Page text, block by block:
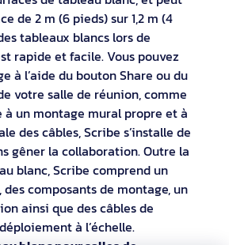
de 2 m (6 pieds) sur 1,2 m (4
tableaux blancs lors de
rapide et facile. Vous pouvez
à l’aide du bouton Share ou du
votre salle de réunion, comme
à un montage mural propre et à
des câbles, Scribe s’installe de
gêner la collaboration. Outre la
blanc, Scribe comprend un
composants de montage, un
ainsi que des câbles de
à l’échelle.